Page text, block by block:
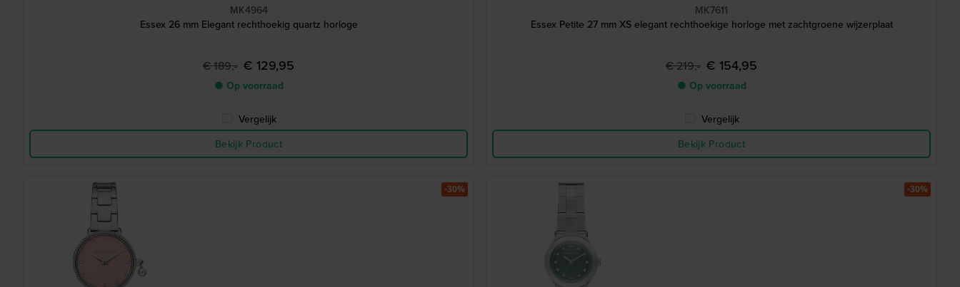
MK4964
Essex 26 mm Elegant rechthoekig quartz horloge
€ 189,- € 129,95
● Op voorraad
Vergelijk
Bekijk Product
MK7611
Essex Petite 27 mm XS elegant rechthoekige horloge met zachtgroene wijzerplaat
€ 219,- € 154,95
● Op voorraad
Vergelijk
Bekijk Product
-30% -30%